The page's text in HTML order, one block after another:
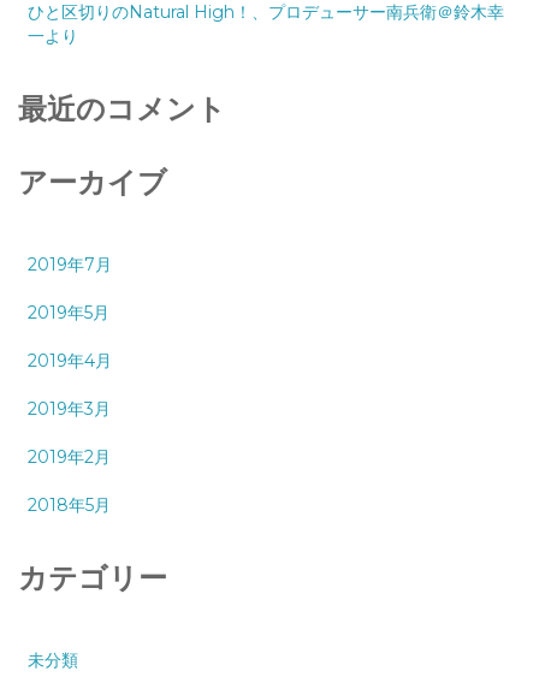
ひと区切りのNatural High！、プロデューサー南兵衛＠鈴木幸
一より
最近のコメント
アーカイブ
2019年7月
2019年5月
2019年4月
2019年3月
2019年2月
2018年5月
カテゴリー
未分類